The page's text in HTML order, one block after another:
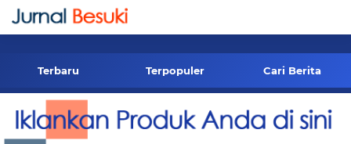
-->
Terbaru Terpopuler Cari Berita